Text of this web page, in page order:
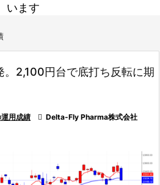
います
2,100円台で底打ち反転に期
用成績  Delta-Fly Pharma株式会社